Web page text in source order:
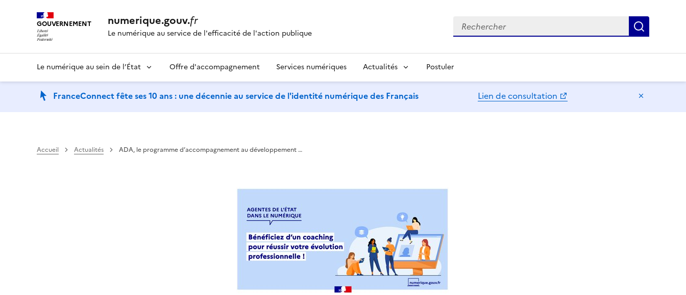
GOUVERNEMENT numerique.gouv.fr
Le numérique au service de l'efficacité de l'action publique
Rechercher
Le numérique au sein de l’État Offre d'accompagnement Services numériques Actualités Postuler
FranceConnect fête ses 10 ans : une décennie au service de l'identité numérique des Français Lien de consultation
Accueil Actualités ADA, le programme d’accompagnement au développement …